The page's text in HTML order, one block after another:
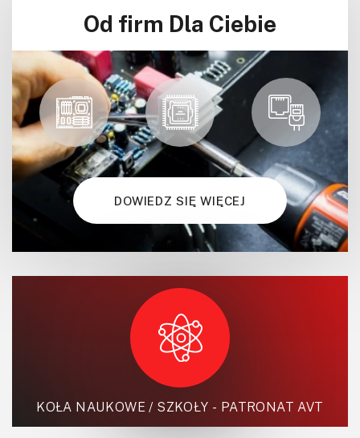
Od firm Dla Ciebie
DOWIEDZ SIĘ WIĘCEJ
KOŁA NAUKOWE / SZKOŁY - PATRONAT AVT